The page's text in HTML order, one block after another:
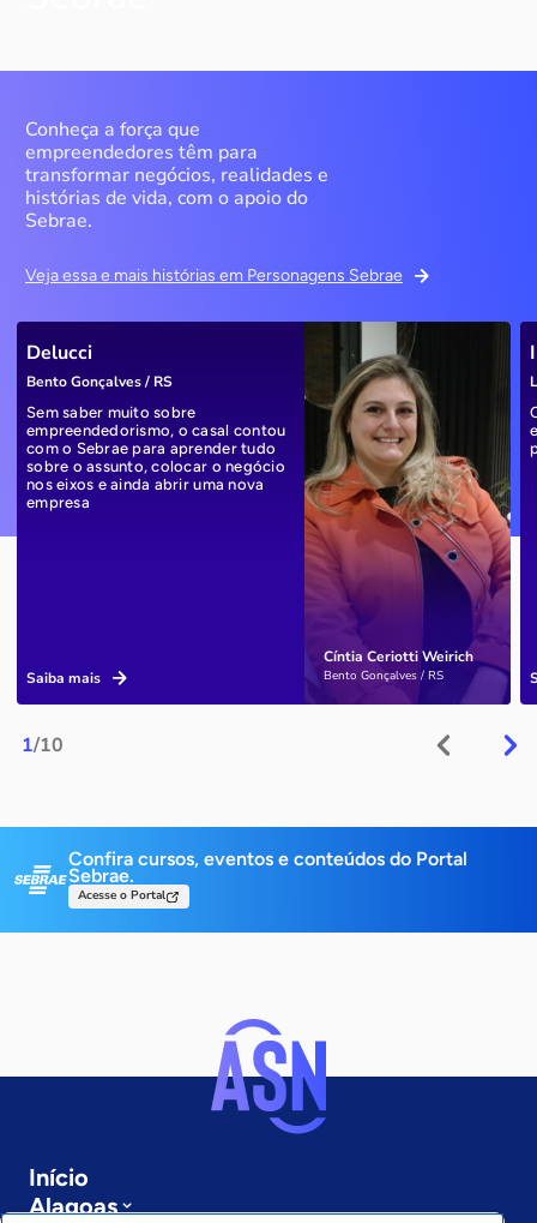
Conheça a força que
empreendedores têm para
transformar negócios, realidades e
histórias de vida, com o apoio do
Sebrae.
Veja essa e mais histórias em Personagens Sebrae
1/10
Cíntia Ceriotti Weirich
Bento Gonçalves / RS
Delucci
Bento Gonçalves / RS
Sem saber muito sobre
empreendedorismo, o casal contou
com o Sebrae para aprender tudo
sobre o assunto, colocar o negócio
nos eixos e ainda abrir uma nova
empresa
Saiba mais
Confira cursos, eventos e conteúdos do Portal
Sebrae.
Acesse o Portal
Início
Alagoas